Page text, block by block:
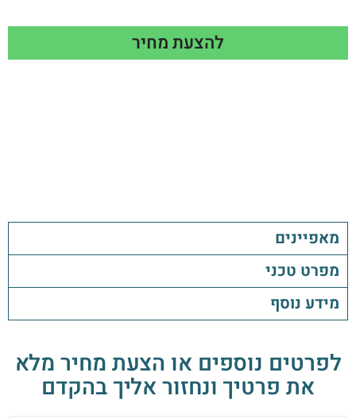
להצעת מחיר
מאפיינים
מפרט טכני
מידע נוסף
לפרטים נוספים או הצעת מחיר מלא
את פרטיך ונחזור אליך בהקדם